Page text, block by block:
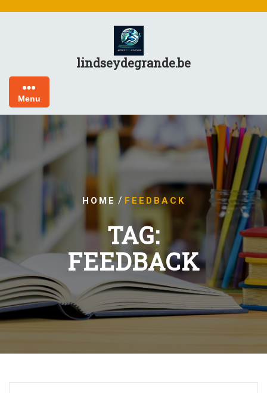
lindseydegrande.be
Menu
HOME/ FEEDBACK
TAG:
FEEDBACK